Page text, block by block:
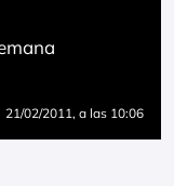
21/02/2011, a las 10:06